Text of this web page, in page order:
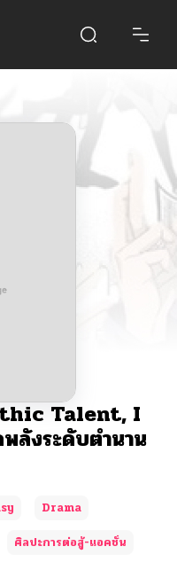
Talent, I
ลังระดับตำนาน
Drama
ศิลปะการต่อสู้-แอคชั่น